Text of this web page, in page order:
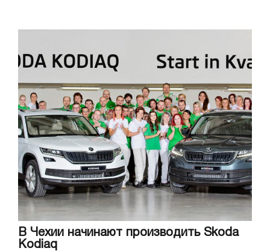
В Чехии начинают производить Skoda
Kodiaq